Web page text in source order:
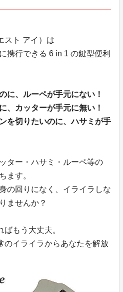
スト アイ）は
携行できる 6 in 1 の鍵型便利
に、ルーペが手元にない！
、カッターが手元に無い！
を切りたいのに、ハサミが手
ター・ハサミ・ルーペ等の
ます。
の回りになく、イライラしな
ませんか？
ばもう大丈夫。
のイライラからあなたを解放